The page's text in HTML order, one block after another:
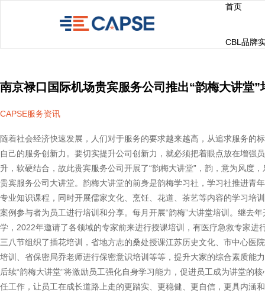
首页
CBL品牌
南京禄口国际机场贵宾服务公司推出“韵梅大讲堂”
CAPSE服务资讯
随着社会经济快速发展，人们对于服务的要求越来越高，从追求服务的
自己的服务创新力。要切实提升公司创新力，就必须把着眼点放在增强
升，软硬结合，故此贵宾服务公司开展了“韵梅大讲堂”，韵，意为风度
贵宾服务公司大讲堂。韵梅大讲堂的前身是韵梅学习社，学习社推进青
专业知识课程，同时开展儒家文化、烹饪、花道、茶艺等内容的学习培
案例参与者为员工进行培训和分享。每月开展“韵梅”大讲堂培训。继去
学，2022年邀请了各领域的专家前来进行授课培训，有医疗急救专家
三八节组织了插花培训，省地方志的桑处授课江苏历史文化、市中心医
培训、省保密局乔老师进行保密意识培训等等，提升大家的综合素质能
后续“韵梅大讲堂”将激励员工强化自身学习能力，促进员工成为讲堂的
任工作，让员工在成长道路上走的更踏实、更稳健、更自信，更具内涵